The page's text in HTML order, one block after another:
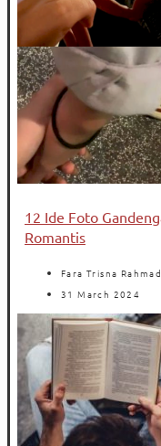
12 Ide Foto
Romantis
Fara Trisna
31 March 2024